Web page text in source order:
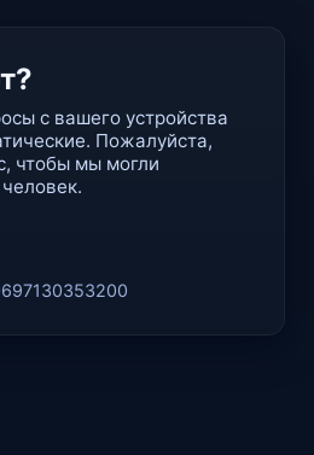
с вашего устройства
Пожалуйста,
чтобы мы могли